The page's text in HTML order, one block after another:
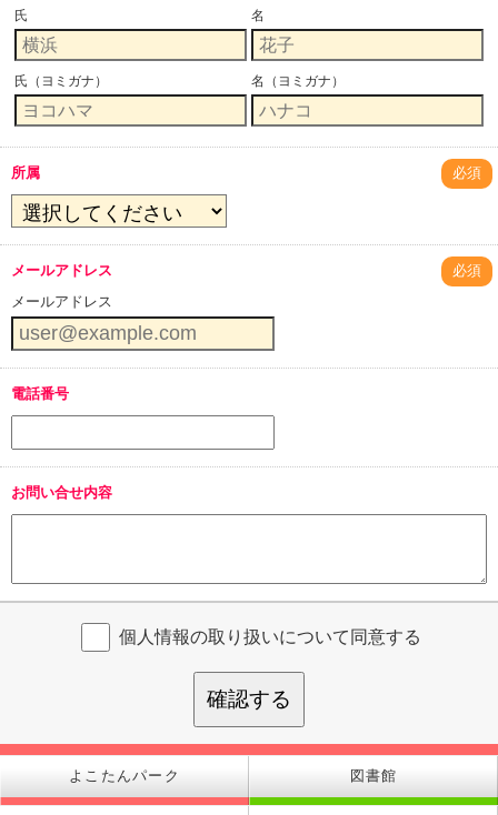
氏 名
氏（ヨミガナ） 名（ヨミガナ）
所属 必須
メールアドレス
必須
メールアドレス
電話番号
お問い合せ内容
個人情報の取り扱いについて同意する
確認する
よこたんパーク 図書館